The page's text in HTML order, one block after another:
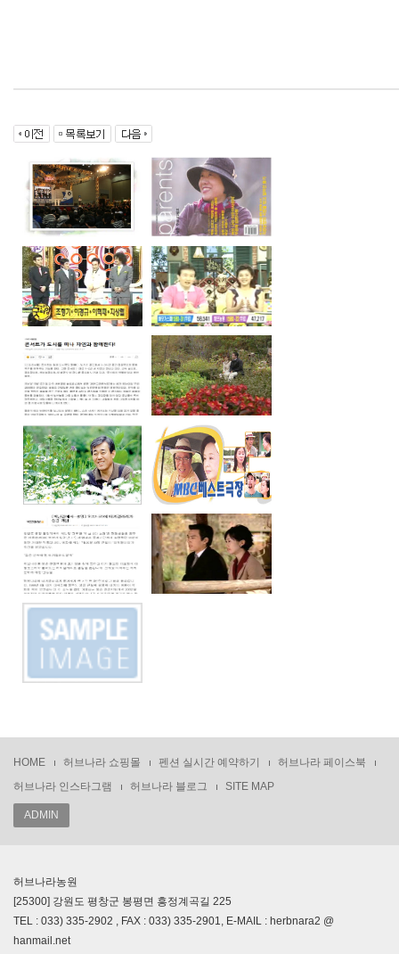
HOME 허브나라 쇼핑몰 펜션 실시간 예약하기
허브나라 페이스북
허브나라 인스타그램
허브나라 블로그 SITE MAP
ADMIN
허브나라농원
[25300] 강원도 평창군 봉평면 흥정계곡길 225
TEL : 033) 335-2902 , FAX : 033) 335-2901, E-MAIL : herbnara2 @
hanmail.net